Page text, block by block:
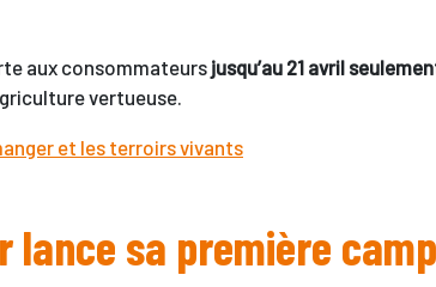
aux consommateurs jusqu’au 21 avril
vertueuse.
et les terroirs vivants
lance sa première